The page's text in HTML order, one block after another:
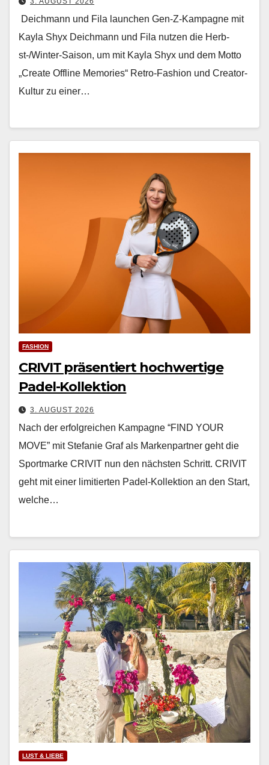
Deichmann und Fila launchen Gen-Z-Kampagne mit
Kayla Shyx Deich­mann und Fila nutzen die Herb­
st-/Win­ter-Sai­son, um mit Kay­la Shyx und dem Mot­to
„Cre­ate Offline Mem­o­ries“ Retro-Fash­ion und Cre­ator-
Kul­tur zu ein­er…
FASHION
CRIVIT präsentiert hochwertige
Padel-Kollektion
3. AUGUST 2026
Nach der erfol­gre­ichen Kam­pagne “FIND YOUR
MOVE” mit Ste­fanie Graf als Marken­part­ner geht die
Sport­marke CRIVIT nun den näch­sten Schritt. CRIVIT
geht mit ein­er lim­i­tierten Padel-Kollek­tion an den Start,
welche…
LUST & LIEBE